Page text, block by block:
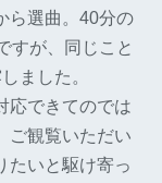
ら選曲。40分の
すが、同じこと
ました。
応できてのでは
ご観覧いただい
たいと駆け寄っ